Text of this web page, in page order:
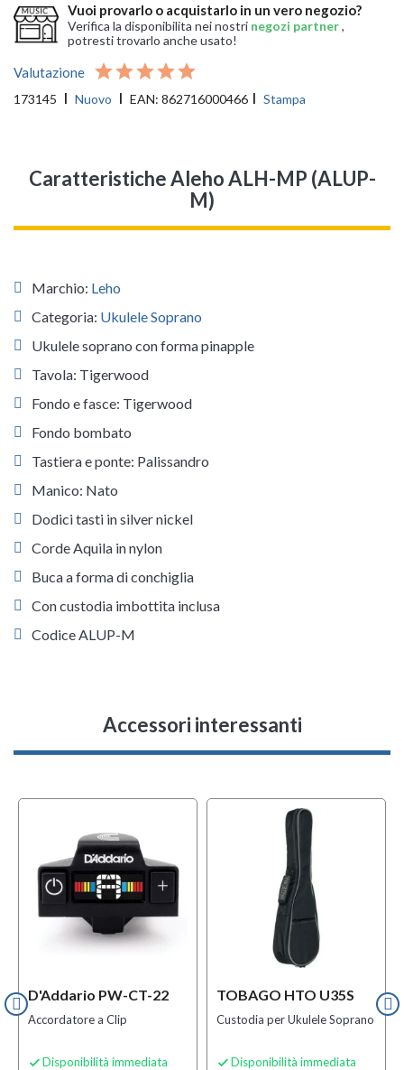
Vuoi provarlo o acquistarlo in un vero negozio?
Verifica la disponibilita nei nostri negozi partner,
potresti trovarlo anche usato!
Valutazione
173145 Nuovo EAN: 862716000466 Stampa
Caratteristiche Aleho ALH-MP (ALUP-
M)
Marchio: Leho
Categoria: Ukulele Soprano
Ukulele soprano con forma pinapple
Tavola: Tigerwood
Fondo e fasce: Tigerwood
Fondo bombato
Tastiera e ponte: Palissandro
Manico: Nato
Dodici tasti in silver nickel
Corde Aquila in nylon
Buca a forma di conchiglia
Con custodia imbottita inclusa
Codice ALUP-M
Accessori interessanti
D'Addario PW-CT-22
Accordatore a Clip
 Disponibilità immediata
TOBAGO HTO U35S
Custodia per Ukulele Soprano
 Disponibilità immediata